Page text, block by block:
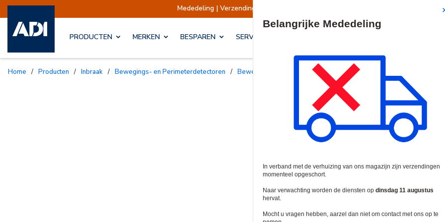
Mededeling | Verzendingen opgeschort Verzendingen worden op
PRODUCTEN MERKEN BESPAREN SERVICES & OPLOSSINGEN
Home / Producten / Inbraak / Bewegings- en Perimeterdetectoren / Bewegingsdetectoren